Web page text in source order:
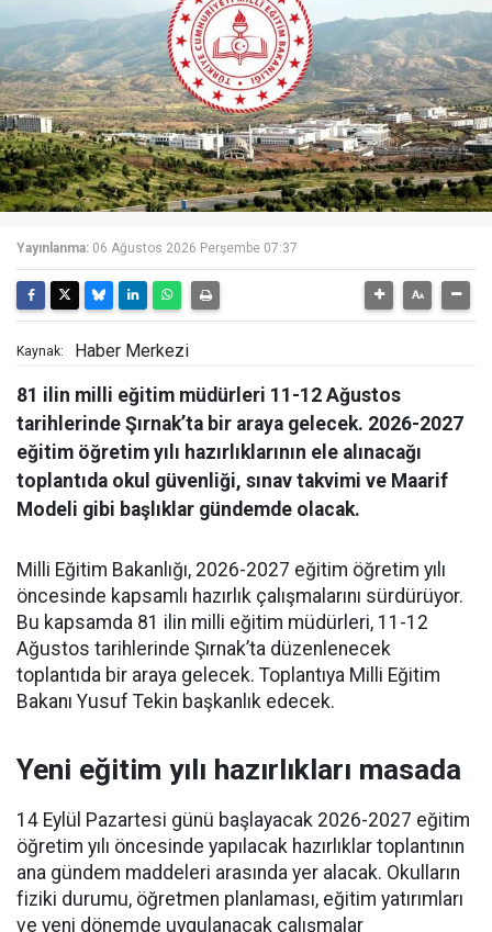
Yayınlanma: 06 Ağustos 2026 Perşembe 07:37
Kaynak: Haber Merkezi
81 ilin milli eğitim müdürleri 11-12 Ağustos
tarihlerinde Şırnak’ta bir araya gelecek. 2026-2027
eğitim öğretim yılı hazırlıklarının ele alınacağı
toplantıda okul güvenliği, sınav takvimi ve Maarif
Modeli gibi başlıklar gündemde olacak.
Milli Eğitim Bakanlığı, 2026-2027 eğitim öğretim yılı
öncesinde kapsamlı hazırlık çalışmalarını sürdürüyor.
Bu kapsamda 81 ilin milli eğitim müdürleri, 11-12
Ağustos tarihlerinde Şırnak’ta düzenlenecek
toplantıda bir araya gelecek. Toplantıya Milli Eğitim
Bakanı Yusuf Tekin başkanlık edecek.
Yeni eğitim yılı hazırlıkları masada
14 Eylül Pazartesi günü başlayacak 2026-2027 eğitim
öğretim yılı öncesinde yapılacak hazırlıklar toplantının
ana gündem maddeleri arasında yer alacak. Okulların
fiziki durumu, öğretmen planlaması, eğitim yatırımları
ve yeni dönemde uygulanacak çalışmalar